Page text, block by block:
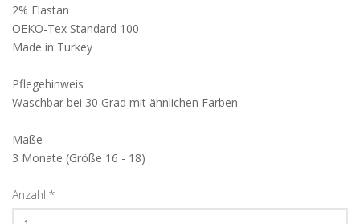
2% Elastan
OEKO-Tex Standard 100
Made in Turkey
Pflegehinweis
Waschbar bei 30 Grad mit ähnlichen Farben
Maße
3 Monate (Größe 16 - 18)
Anzahl *